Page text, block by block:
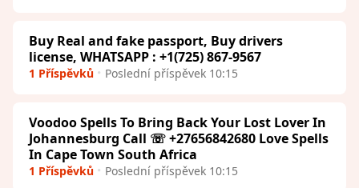
Buy Real and fake passport, Buy drivers
license, WHATSAPP : +1(725) 867-9567
1 Příspěvků Poslední příspěvek 10:15
Voodoo Spells To Bring Back Your Lost Lover In
Johannesburg Call ☏ +27656842680 Love Spells
In Cape Town South Africa
1 Příspěvků Poslední příspěvek 10:15